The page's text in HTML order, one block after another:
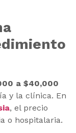
a $40,000
y la clínica. En
, el precio
o hospitalaria.